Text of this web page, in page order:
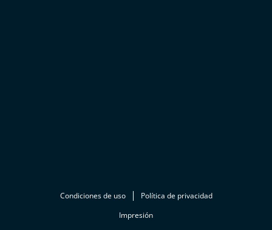
Condiciones de uso
Política de privacidad
Impresión